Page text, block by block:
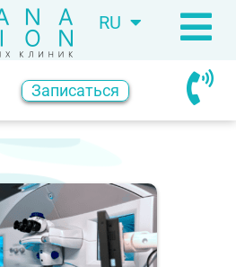
RU
KZ
Записаться